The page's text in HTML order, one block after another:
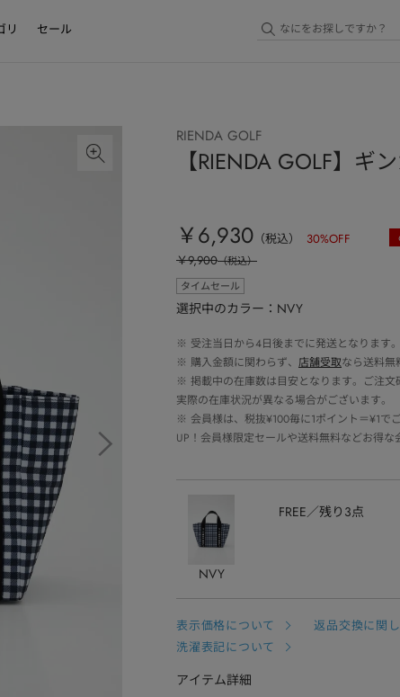
リ セール
RIENDA GOLF
【RIENDA GOLF】
￥6,930 （税込） 30%OFF
￥9,900（税込）
タイムセール
選択中のカラー：NVY
※ 受注当日から4日後までに発送となります
※ 購入金額に関わらず、 店舗受取なら送料無
※ 掲載中の在庫数は目安となります。ご注
実際の在庫状況が異なる場合がございます。
※ 会員様は、税抜¥100毎に1ポイント＝¥1
UP！会員様限定セールや送料無料などお得な
NVY
FREE 残り3点
表示価格について 返品交換に関
洗濯表記について
アイテム詳細